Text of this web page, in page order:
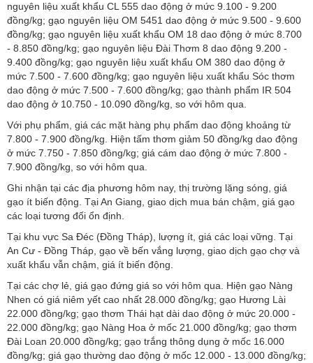
nguyên liệu xuất khẩu CL 555 dao động ở mức 9.100 - 9.200
đồng/kg; gạo nguyên liệu OM 5451 dao động ở mức 9.500 - 9.600
đồng/kg; gạo nguyên liệu xuất khẩu OM 18 dao động ở mức 8.700
- 8.850 đồng/kg; gạo nguyên liệu Đài Thơm 8 dao động 9.200 -
9.400 đồng/kg; gạo nguyên liệu xuất khẩu OM 380 dao động ở
mức 7.500 - 7.600 đồng/kg; gạo nguyên liệu xuất khẩu Sóc thơm
dao động ở mức 7.500 - 7.600 đồng/kg; gạo thành phẩm IR 504
dao động ở 10.750 - 10.090 đồng/kg, so với hôm qua.
Với phụ phẩm, giá các mặt hàng phụ phẩm dao động khoảng từ
7.800 - 7.900 đồng/kg. Hiện tấm thơm giảm 50 đồng/kg dao động
ở mức 7.750 - 7.850 đồng/kg; giá cám dao động ở mức 7.800 -
7.900 đồng/kg, so với hôm qua.
Ghi nhận tại các địa phương hôm nay, thị trường lặng sóng, giá
gạo ít biến động. Tại An Giang, giao dịch mua bán chậm, giá gạo
các loại tương đối ổn định.
Tại khu vực Sa Đéc (Đồng Tháp), lượng ít, giá các loại vững. Tại
An Cư - Đồng Tháp, gạo về bến vắng lượng, giao dịch gạo chợ và
xuất khẩu vẫn chậm, giá ít biến động.
Tại các chợ lẻ, giá gạo đứng giá so với hôm qua. Hiện gạo Nàng
Nhen có giá niêm yết cao nhất 28.000 đồng/kg; gạo Hương Lài
22.000 đồng/kg; gạo thơm Thái hạt dài dao động ở mức 20.000 -
22.000 đồng/kg; gạo Nàng Hoa ở mốc 21.000 đồng/kg; gạo thơm
Đài Loan 20.000 đồng/kg; gạo trắng thông dụng ở mốc 16.000
đồng/kg; giá gạo thường dao động ở mốc 12.000 - 13.000 đồng/kg;